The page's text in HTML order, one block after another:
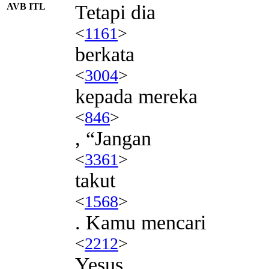
AVB ITL Tetapi dia
<1161>
berkata
<3004>
kepada mereka
<846>
, “Jangan
<3361>
takut
<1568>
. Kamu mencari
<2212>
Yesus